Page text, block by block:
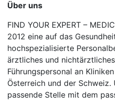
Über uns
FIND YOUR EXPERT –
2012 eine auf das
hochspezialisierte
ärztliches und
Führungspersonal an
Österreich und der Schweiz.
passende Stelle mit dem